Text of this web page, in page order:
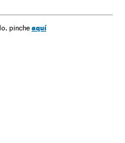
pinche aquí